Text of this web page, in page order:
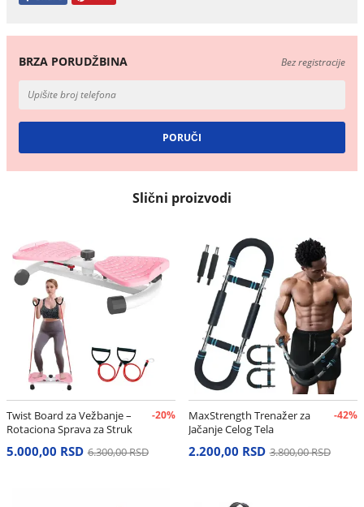
BRZA PORUDŽBINA Bez registracije
Slični proizvodi
Twist Board za Vežbanje –
Rotaciona Sprava za Struk
-20%
5.000,00 RSD 6.300,00 RSD
MaxStrength Trenažer za
Jačanje Celog Tela
-42%
2.200,00 RSD 3.800,00 RSD